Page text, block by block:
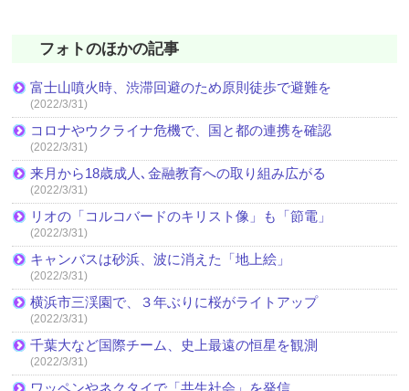
フォトのほかの記事
富士山噴火時、渋滞回避のため原則徒歩で避難を
(2022/3/31)
コロナやウクライナ危機で、国と都の連携を確認
(2022/3/31)
来月から18歳成人､金融教育への取り組み広がる
(2022/3/31)
リオの「コルコバードのキリスト像」も「節電」
(2022/3/31)
キャンバスは砂浜、波に消えた「地上絵」
(2022/3/31)
横浜市三渓園で、３年ぶりに桜がライトアップ
(2022/3/31)
千葉大など国際チーム、史上最遠の恒星を観測
(2022/3/31)